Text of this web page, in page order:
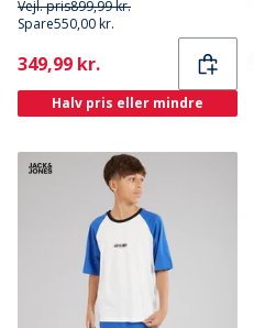
Vejl. pris899,99 kr.
Spare550,00 kr.
Current
349,99 kr.
Halv pris eller mindre